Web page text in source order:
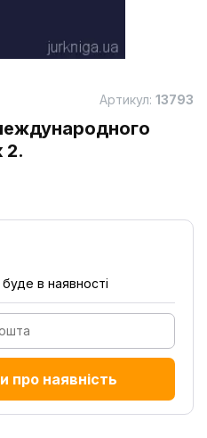
2.
Артикул: 13793
в наявності
про наявність